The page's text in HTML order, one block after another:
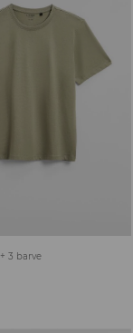
+ 3 barve